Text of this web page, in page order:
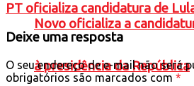
Novo oficializa a
à presidência da República
PT oficializa candidatura de
Deixe uma resposta
O seu endereço de e-mail não será
obrigatórios são marcados com *